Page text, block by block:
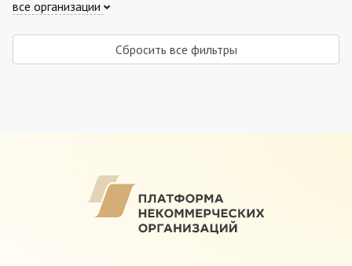
все организации
Сбросить все фильтры